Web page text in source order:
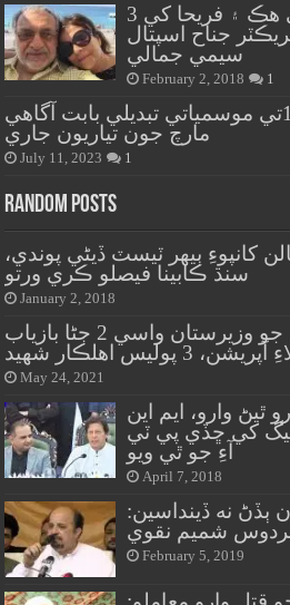
هزار خان بجاراڻي کي هڪ ۽ فريحا کي 3
جناح اسپتال
سيمي جمالي
February 2, 2018 1
ڪراچي ۾ جولاءِ16تي موسمياتي تبديلي بابت آگاهي
مارچ جون تياريون جاري
July 11, 2023 1
Random Posts
کي هر 5 سالن کانپوءِ ٻيهر ٽيسٽ ڏيڻي پوندي،
سنڌ ڪابينا فيصلو ڪري ورتو
January 2, 2018
شڪارپور پوليس جو وزيرستان واسي 2 ڄڻا بازياب
3 پوليس اهلڪار شهيد
May 24, 2021
وارو، ايم اين
کي ڇڏي پي ٽي
آءِ جو ٿي ويو
April 7, 2018
نه ڏينداسين:
فردوس شميم نقوي
February 5, 2019